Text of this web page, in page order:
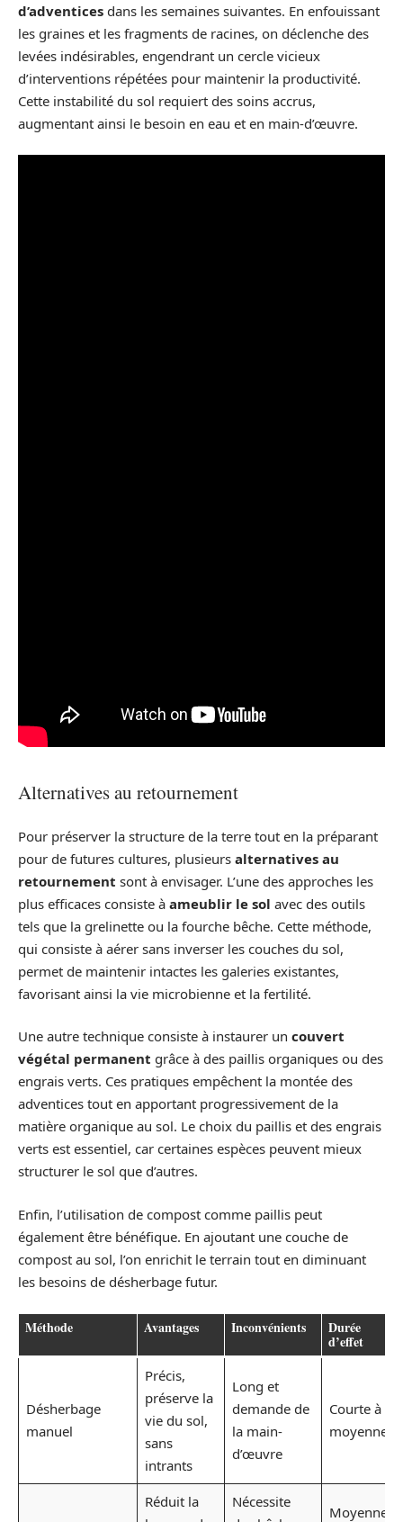
d’adventices dans les semaines suivantes. En enfouissant
les graines et les fragments de racines, on déclenche des
levées indésirables, engendrant un cercle vicieux
d’interventions répétées pour maintenir la productivité.
Cette instabilité du sol requiert des soins accrus,
augmentant ainsi le besoin en eau et en main-d’œuvre.
Alternatives au retournement
Pour préserver la structure de la terre tout en la préparant
pour de futures cultures, plusieurs alternatives au
retournement sont à envisager. L’une des approches les
plus efficaces consiste à ameublir le sol avec des outils
tels que la grelinette ou la fourche bêche. Cette méthode,
qui consiste à aérer sans inverser les couches du sol,
permet de maintenir intactes les galeries existantes,
favorisant ainsi la vie microbienne et la fertilité.
Une autre technique consiste à instaurer un couvert
végétal permanent grâce à des paillis organiques ou des
engrais verts. Ces pratiques empêchent la montée des
adventices tout en apportant progressivement de la
matière organique au sol. Le choix du paillis et des engrais
verts est essentiel, car certaines espèces peuvent mieux
structurer le sol que d’autres.
Enfin, l’utilisation de compost comme paillis peut
également être bénéfique. En ajoutant une couche de
compost au sol, l’on enrichit le terrain tout en diminuant
les besoins de désherbage futur.
Méthode Avantages Inconvénients Durée
d’effet
Désherbage
manuel
Précis,
préserve la
vie du sol,
sans
intrants
Long et
demande de
la main-
d’œuvre
Courte à
moyenne
Réduit la
Nécessite
Moyenne